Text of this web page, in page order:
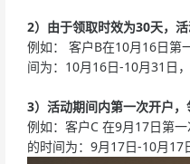
2）由于领取时效为30天，
例如： 客户B在10月16日第
间为：10月16日-10月31日
3）活动期间内第一次开户，
例如：客户C 在9月17日第
的时间为：9月17日-10月17